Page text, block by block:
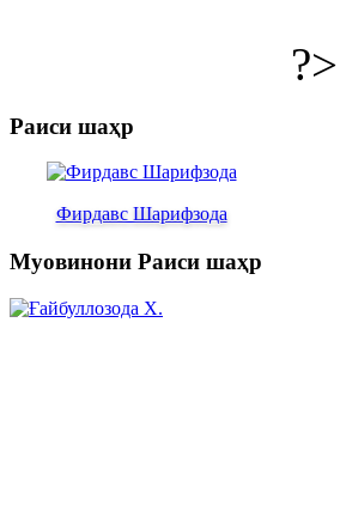
?>
Раиси шаҳр
Фирдавс Шарифзода
Муовинони Раиси шаҳр